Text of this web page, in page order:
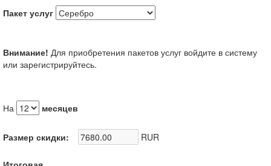
Пакет услуг
Внимание! Для приобретения пакетов услуг войдите в систему
или зарегистрируйтесь.
На месяцев
Размер скидки: RUR